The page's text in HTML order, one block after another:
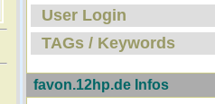
User Login
TAGs / Keywords
favon.12hp.de Infos